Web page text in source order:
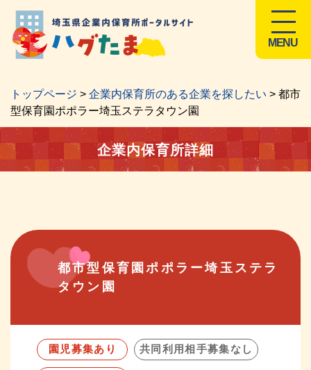
MENU
トップページ > 企業内保育所のある企業を探したい > 都市
型保育園ポポラー埼玉ステラタウン園
企業内保育所詳細
都市型保育園ポポラー埼玉ステラ
タウン園
園児募集あり 共同利用相手募集なし